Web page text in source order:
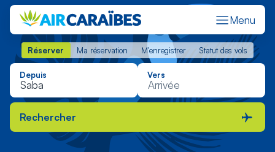
Menu
Réserver Ma réservation M'enregistrer Statut des vols
Réserver Ma réservation M'enregistrer Statut des vols
Depuis Vers
Rechercher